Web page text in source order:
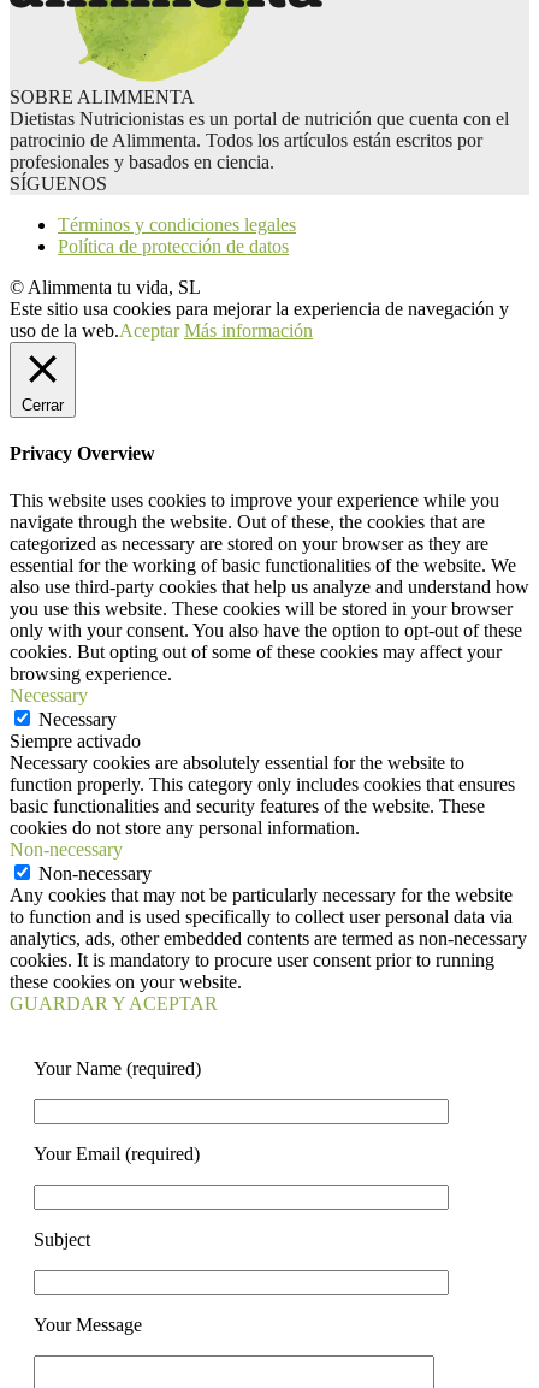
SOBRE ALIMMENTA
Dietistas Nutricionistas es un portal de nutrición que cuenta con el
patrocinio de Alimmenta. Todos los artículos están escritos por
profesionales y basados en ciencia.
SÍGUENOS
Términos y condiciones legales
Política de protección de datos
© Alimmenta tu vida, SL
Este sitio usa cookies para mejorar la experiencia de navegación y
uso de la web.Aceptar Más información
Cerrar
Privacy Overview
This website uses cookies to improve your experience while you
navigate through the website. Out of these, the cookies that are
categorized as necessary are stored on your browser as they are
essential for the working of basic functionalities of the website. We
also use third-party cookies that help us analyze and understand how
you use this website. These cookies will be stored in your browser
only with your consent. You also have the option to opt-out of these
cookies. But opting out of some of these cookies may affect your
browsing experience.
Necessary
Necessary
Siempre activado
Necessary cookies are absolutely essential for the website to
function properly. This category only includes cookies that ensures
basic functionalities and security features of the website. These
cookies do not store any personal information.
Non-necessary
Non-necessary
Any cookies that may not be particularly necessary for the website
to function and is used specifically to collect user personal data via
analytics, ads, other embedded contents are termed as non-necessary
cookies. It is mandatory to procure user consent prior to running
these cookies on your website.
GUARDAR Y ACEPTAR
Your Name (required)
Your Email (required)
Subject
Your Message